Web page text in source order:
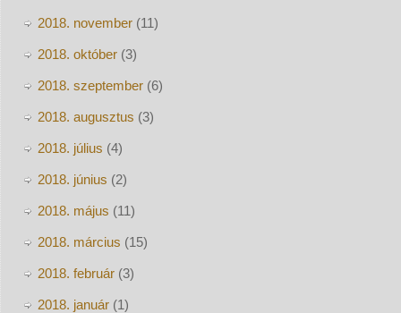
2018. november(11)
2018. október(3)
2018. szeptember(6)
2018. augusztus (3)
2018. július (4)
2018. június (2)
2018. május (11)
2018. március (15)
2018. február(3)
2018. január(1)